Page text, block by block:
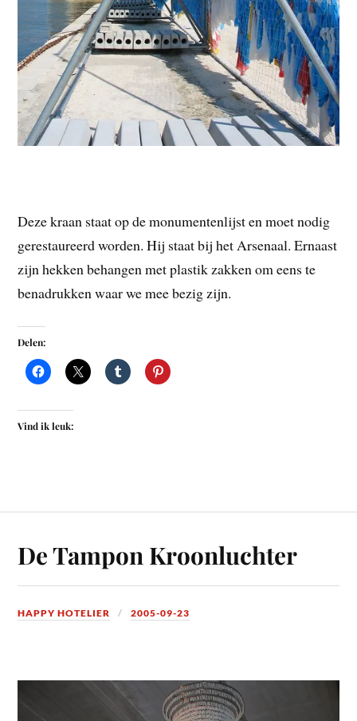
Deze kraan staat op de monumentenlijst en moet nodig
gerestaureerd worden. Hij staat bij het Arsenaal. Ernaast
zijn hekken behangen met plastik zakken om eens te
benadrukken waar we mee bezig zijn.
Delen:
Vind ik leuk:
De Tampon Kroonluchter
HAPPY HOTELIER 2005-09-23